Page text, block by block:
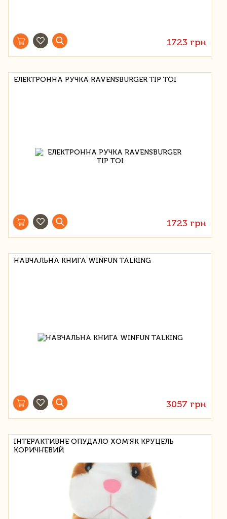
1723 грн
ЕЛЕКТРОННА РУЧКА RAVENSBURGER TIP TOI
1723 грн
НАВЧАЛЬНА КНИГА WINFUN TALKING
3057 грн
ІНТЕРАКТИВНЕ ОПУДАЛО ХОМ'ЯК КРУЦЕЛЬ
КОРИЧНЕВИЙ